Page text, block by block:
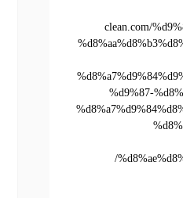
clean.com/
%d9%87-